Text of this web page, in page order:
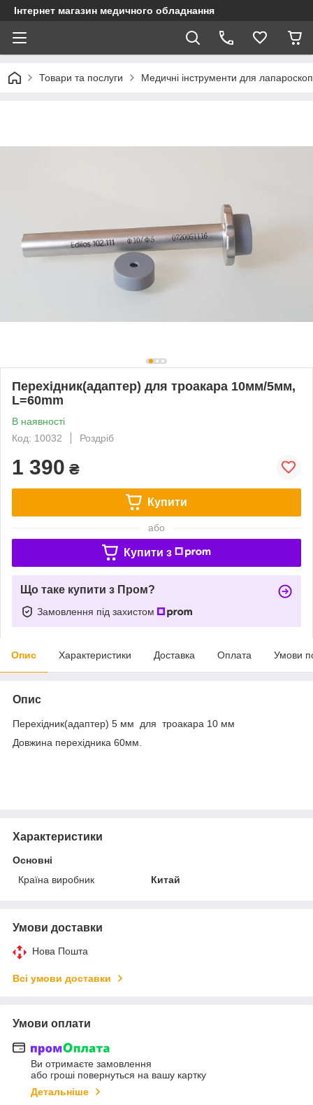
Інтернет магазин медичного обладнання
Товари та послуги Медичні інструменти для
Перехідник(адаптер) для троакара 10мм/5мм,
L=60mm
В наявності
Код: 10032
Роздріб
1 390 ₴
Купити
або
Купити з
Що таке купити з Пром?
Замовлення під захистом
Опис Характеристики Доставка Оплата Умови
Опис
Перехідник(адаптер) 5 мм для троакара 10 мм
Довжина перехідника 60мм.
Характеристики
Основні
Країна виробник
Китай
Умови доставки
Нова Пошта
Всі умови доставки
Умови оплати
Ви отримаєте замовлення
або гроші повернуться на вашу картку
Детальніше